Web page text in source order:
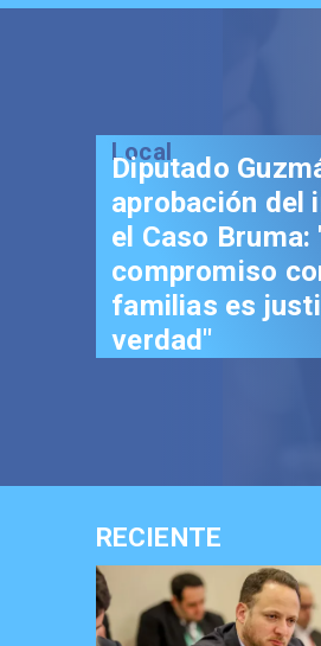
Local
Diputado
aprobación del
el Caso
compromiso
familias es
verdad"
RECIENTE